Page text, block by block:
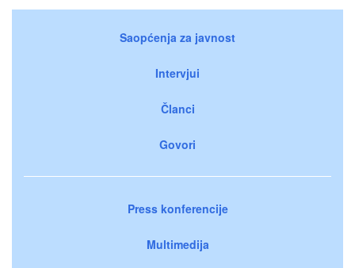
Saopćenja za javnost
Intervjui
Članci
Govori
Press konferencije
Multimedija